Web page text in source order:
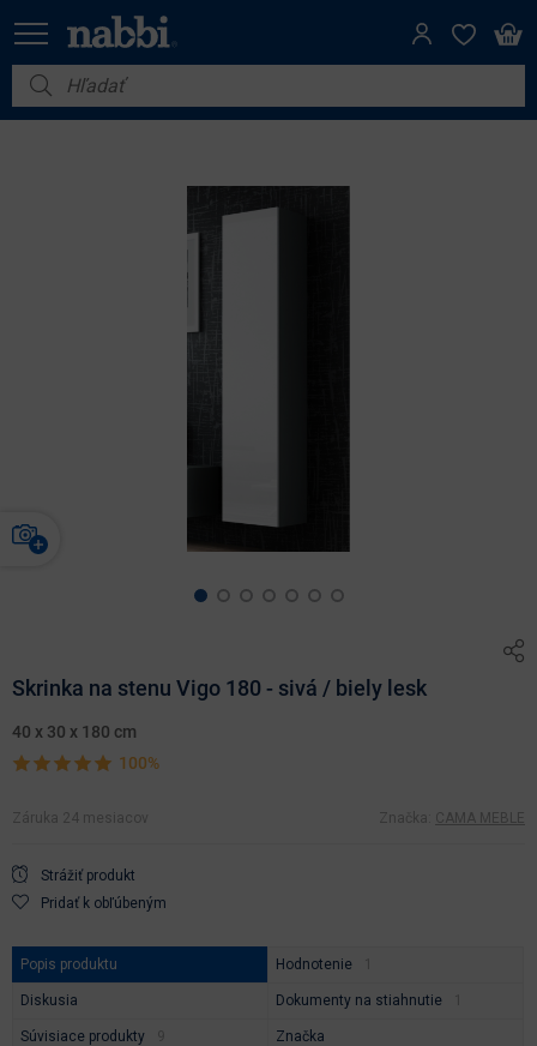
Nábytok
Skrinka na stenu Vigo 180 - sivá / biely lesk
40 x 30 x 180 cm
100%
Záruka 24 mesiacov Značka: CAMA MEBLE
Strážiť produkt
Pridať k obľúbeným
Popis produktu Hodnotenie
Diskusia Dokumenty na stiahnutie
Súvisiace produkty Značka